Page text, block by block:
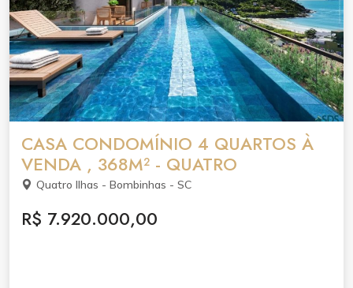
CASA CONDOMÍNIO 4 QUARTOS À
VENDA , 368M² - QUATRO
Quatro Ilhas - Bombinhas - SC
R$ 7.920.000,00